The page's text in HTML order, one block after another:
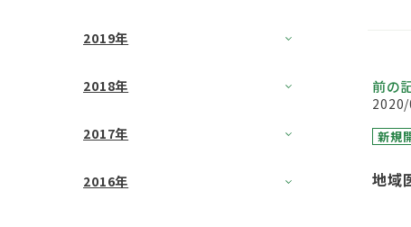
2019年
2018年
2017年
2016年
前の
新規
地域